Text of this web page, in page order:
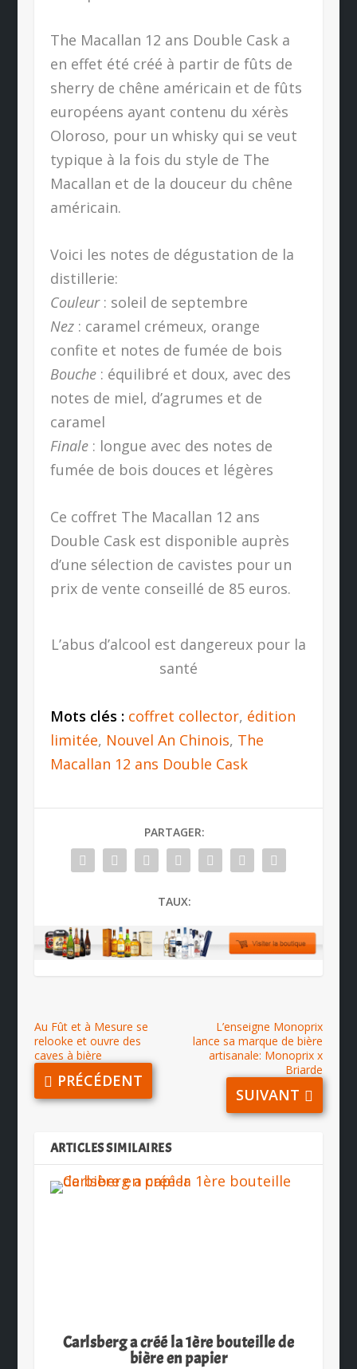
The Macallan 12 ans Double Cask a
en effet été créé à partir de fûts de
sherry de chêne américain et de fûts
européens ayant contenu du xérès
Oloroso, pour un whisky qui se veut
typique à la fois du style de The
Macallan et de la douceur du chêne
américain.
Voici les notes de dégustation de la
distillerie:
Couleur: soleil de septembre
Nez: caramel crémeux, orange
confite et notes de fumée de bois
Bouche: équilibré et doux, avec des
notes de miel, d’agrumes et de
caramel
Finale: longue avec des notes de
fumée de bois douces et légères
Ce coffret The Macallan 12 ans
Double Cask est disponible auprès
d’une sélection de cavistes pour un
prix de vente conseillé de 85 euros.
L’abus d’alcool est dangereux pour la
santé
Mots clés : coffret collector, édition
limitée, Nouvel An Chinois, The
Macallan 12 ans Double Cask
PARTAGER:
TAUX:
Au Fût et à Mesure se
relooke et ouvre des
caves à bière
PRÉCÉDENT
L’enseigne Monoprix
lance sa marque de bière
artisanale: Monoprix x
Briarde
SUIVANT
ARTICLES SIMILAIRES
Carlsberg a créé la 1ère bouteille de
bière en papier